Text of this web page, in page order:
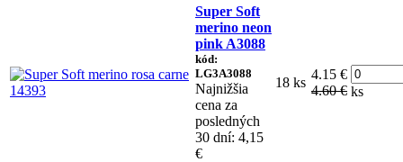
Super Soft
merino neon
pink A3088
kód:
LG3A3088
Najnižšia
cena za
posledných
30 dní: 4,15
€
18 ks
4.15 €
4.60 € ks